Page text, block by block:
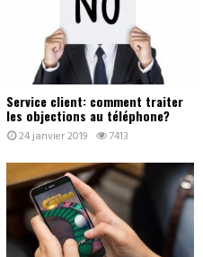
Service client: comment traiter
les objections au téléphone?
24 janvier 2019 7413